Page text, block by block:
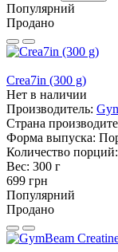
Популярний
Продано
Crea7in (300 g)
Нет в наличии
Производитель:
Страна
Форма выпуска:
Количество порций:
Вес: 300 г
699 грн
Популярний
Продано